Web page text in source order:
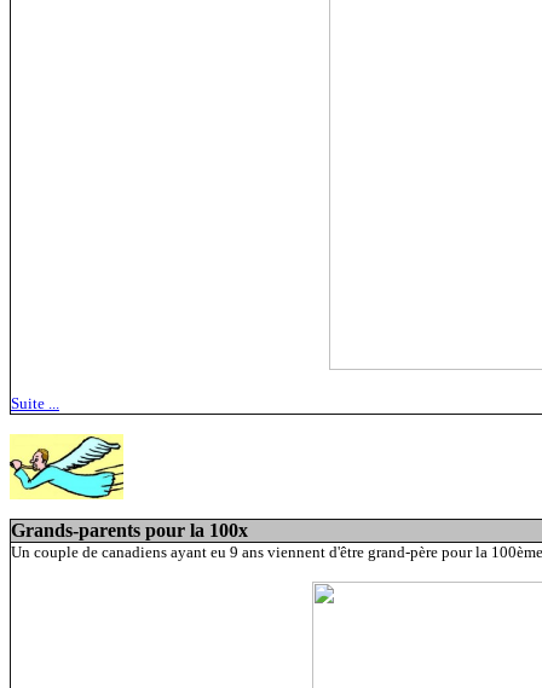
Suite ...
Grands-parents pour la 100x
Un couple de canadiens ayant eu 9 ans viennent d'être grand-père pour la